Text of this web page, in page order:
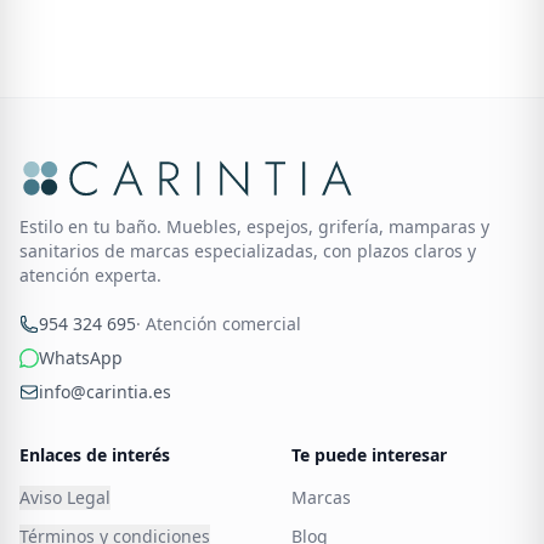
Estilo en tu baño. Muebles, espejos, grifería, mamparas y
sanitarios de marcas especializadas, con plazos claros y
atención experta.
954 324 695· Atención comercial
WhatsApp
info@carintia.es
Enlaces de interés
Aviso Legal
Términos y condiciones
Te puede interesar
Marcas
Blog